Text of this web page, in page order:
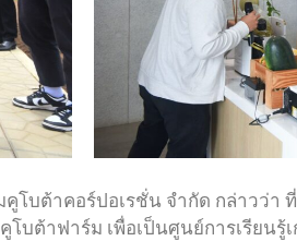
คูโบต้าคอร์ปอเรชั่น จำกัด กล่าวว่
ต้าฟาร์ม เพื่อเป็นศูนย์การเรียนรู้